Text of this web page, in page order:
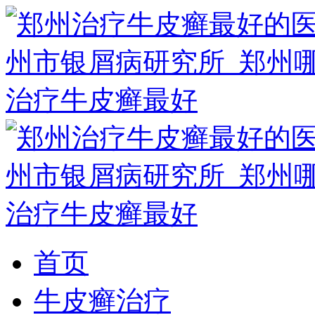
首页
牛皮癣治疗